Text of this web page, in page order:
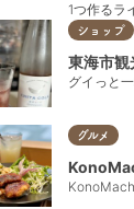
1つ作るラ
ショップ
東海市観
グイっと
グルメ